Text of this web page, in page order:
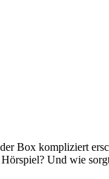
Box kompliziert
Und wie